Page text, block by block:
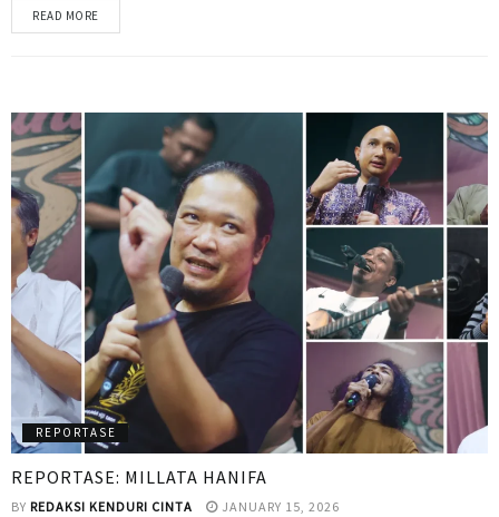
READ MORE
REPORTASE
REPORTASE: MILLATA HANIFA
BY REDAKSI KENDURI CINTA JANUARY 15, 2026